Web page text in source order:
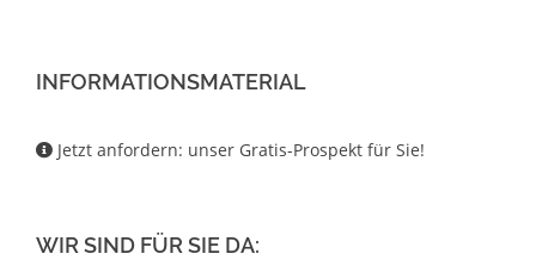
INFORMATIONSMATERIAL
Jetzt anfordern: unser Gratis-Prospekt für Sie!
WIR SIND FÜR SIE DA: